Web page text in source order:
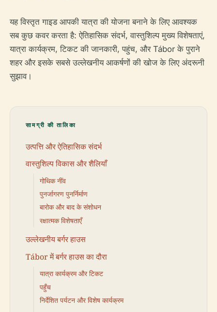
यह विस्तृत गाइड आपकी यात्रा की योजना बनाने के लिए आवश्यक
सब कुछ कवर करता है: ऐतिहासिक संदर्भ, वास्तुशिल्प मुख्य विशेषताएं,
यात्रा कार्यक्रम, टिकट की जानकारी, पहुंच, और Tábor के पुराने
शहर और इसके सबसे उल्लेखनीय आकर्षणों की खोज के लिए अंदरूनी
सुझाव।
सामग्री की तालिका
उत्पत्ति और ऐतिहासिक संदर्भ
वास्तुशिल्प विकास और शैलियाँ
गोथिक नींव
पुनर्जागरण पुनर्निर्माण
बारोक और बाद के संशोधन
रक्षात्मक विशेषताएँ
उल्लेखनीय बर्गर हाउस
Tábor में बर्गर हाउस का दौरा
यात्रा कार्यक्रम और टिकट
पहुँच
निर्देशित पर्यटन और विशेष कार्यक्रम